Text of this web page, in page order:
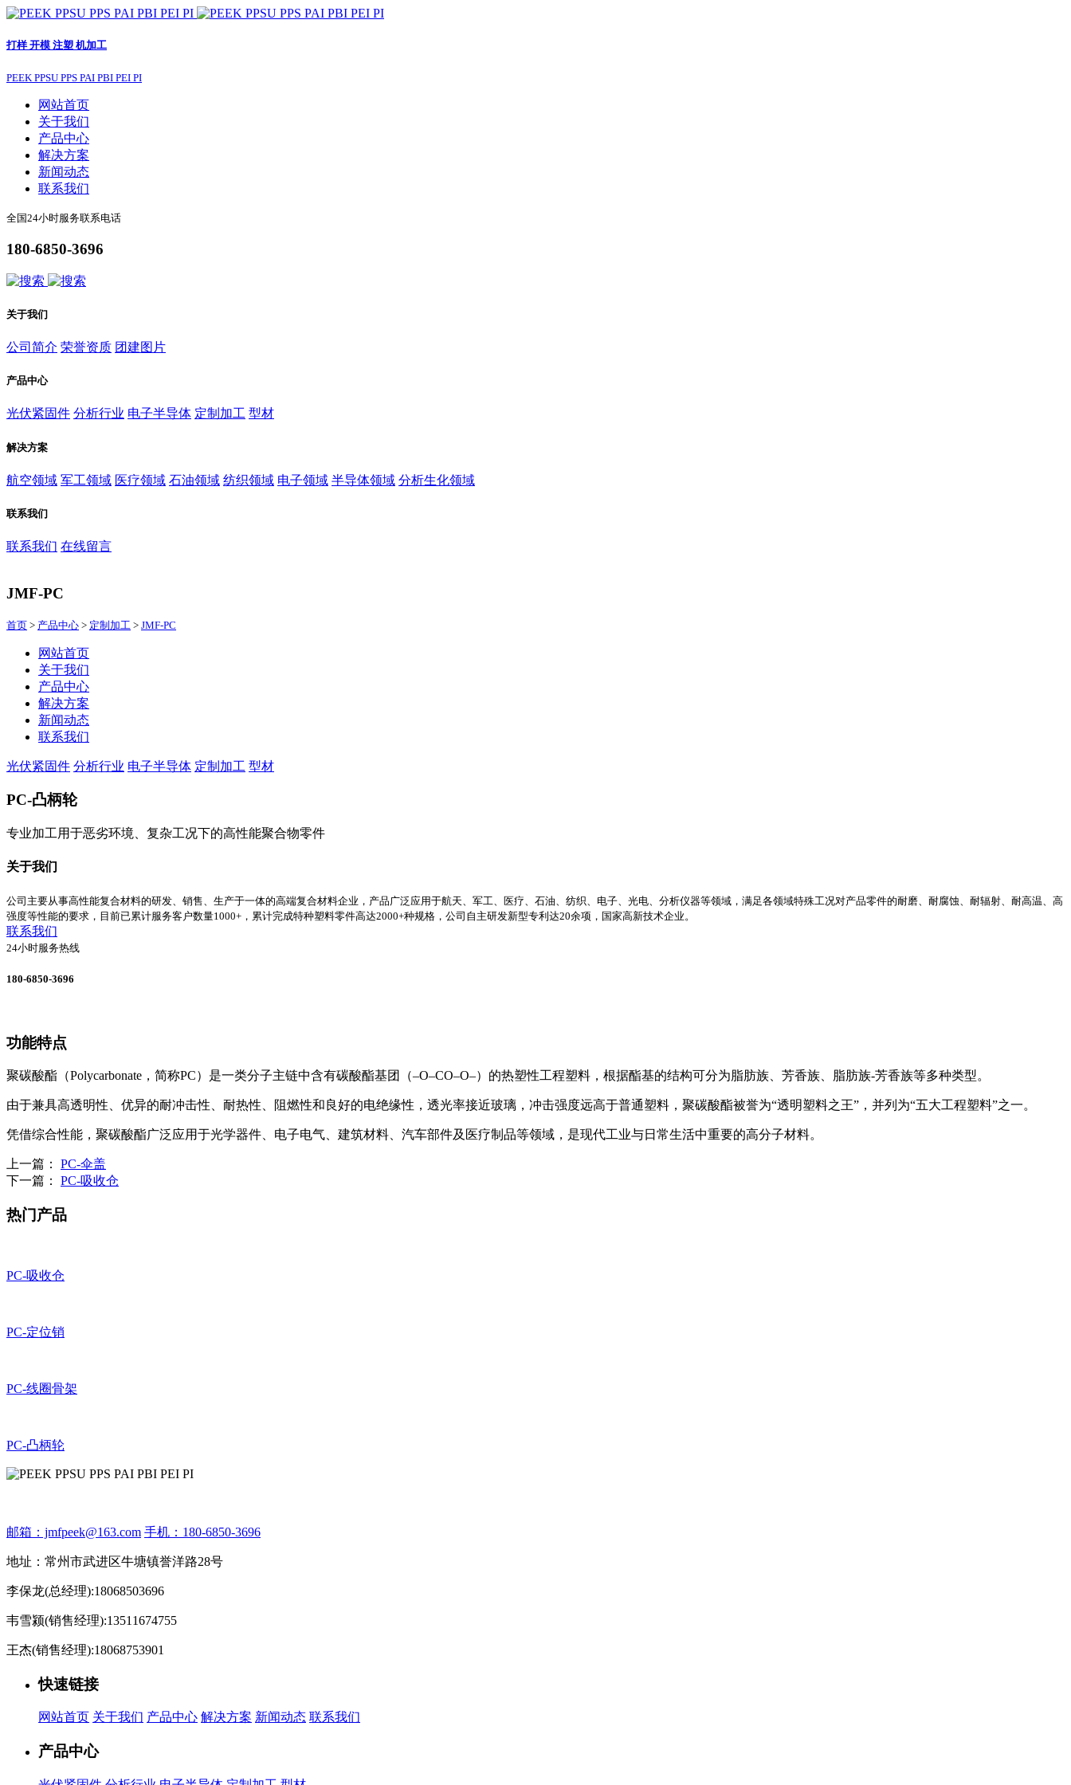
打样 开模 注塑 机加工
PEEK PPSU PPS PAI PBI PEI PI
网站首页
关于我们
产品中心
解决方案
新闻动态
联系我们
全国24小时服务联系电话
180-6850-3696
关于我们
公司简介 荣誉资质 团建图片
产品中心
光伏紧固件 分析行业 电子半导体 定制加工 型材
解决方案
航空领域 军工领域 医疗领域 石油领域 纺织领域 电子领域 半导体领域 分析生化领域
联系我们
联系我们 在线留言
JMF-PC
首页 > 产品中心 > 定制加工 > JMF-PC
网站首页
关于我们
产品中心
解决方案
新闻动态
联系我们
光伏紧固件 分析行业 电子半导体 定制加工 型材
PC-凸柄轮
专业加工用于恶劣环境、复杂工况下的高性能聚合物零件
关于我们
公司主要从事高性能复合材料的研发、销售、生产于一体的高端复合材料企业，产品广泛应用于航天、军工、医疗、石油、纺织、电子、光电、分析仪器等领域，满足各领域特殊工况对产品零件的耐磨、耐腐蚀、耐辐射、耐高温、高
强度等性能的要求，目前已累计服务客户数量1000+，累计完成特种塑料零件高达2000+种规格，公司自主研发新型专利达20余项，国家高新技术企业。
联系我们
24小时服务热线
180-6850-3696
功能特点
聚碳酸酯（Polycarbonate，简称PC）是一类分子主链中含有碳酸酯基团（–O–CO–O–）的热塑性工程塑料，根据酯基的结构可分为脂肪族、芳香族、脂肪族-芳香族等多种类型。
由于兼具高透明性、优异的耐冲击性、耐热性、阻燃性和良好的电绝缘性，透光率接近玻璃，冲击强度远高于普通塑料，聚碳酸酯被誉为“透明塑料之王”，并列为“五大工程塑料”之一。
凭借综合性能，聚碳酸酯广泛应用于光学器件、电子电气、建筑材料、汽车部件及医疗制品等领域，是现代工业与日常生活中重要的高分子材料。
上一篇： PC-伞盖
下一篇： PC-吸收仓
热门产品
PC-吸收仓
PC-定位销
PC-线圈骨架
PC-凸柄轮
邮箱：jmfpeek@163.com 手机：180-6850-3696
地址：常州市武进区牛塘镇誉洋路28号
李保龙(总经理):18068503696
韦雪颍(销售经理):13511674755
王杰(销售经理):18068753901
快速链接
网站首页 关于我们 产品中心 解决方案 新闻动态 联系我们
产品中心